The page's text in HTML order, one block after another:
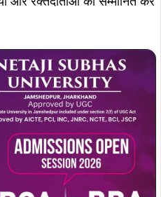
हुए जमशेदपुर ब्लड बैंक के सहयोग
भी संयुक्त रूप से रक्त दान किया।
का धन्यवाद एवं आभार किया कि
प्लेटलेट्स एवं रक्तदान करते
है. उन्होंने कहा कि मौसम
बढ़ती जा रही है।